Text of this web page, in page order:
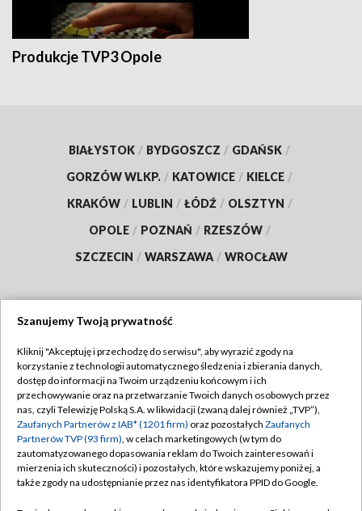
Produkcje TVP3 Opole
BIAŁYSTOK / BYDGOSZCZ / GDAŃSK /
GORZÓW WLKP. / KATOWICE / KIELCE /
KRAKÓW / LUBLIN / ŁÓDŹ / OLSZTYN /
OPOLE / POZNAŃ / RZESZÓW /
SZCZECIN / WARSZAWA / WROCŁAW
TVP
Abonament TVP
Emisja w TVP
Centrum informacji TVP
Naziemna Telewizja Cyfrowa
Regulamin TVP
Polityka prywatności
Moje zgody
Pomoc
Szanujemy Twoją prywatność
Kliknij "Akceptuję i przechodzę do serwisu", aby wyrazić zgody na
korzystanie z technologii automatycznego śledzenia i zbierania danych,
dostęp do informacji na Twoim urządzeniu końcowym i ich
przechowywanie oraz na przetwarzanie Twoich danych osobowych przez
nas, czyli Telewizję Polską S.A. w likwidacji (zwaną dalej również „TVP”),
Zaufanych Partnerów z IAB* (1201 firm) oraz pozostałych Zaufanych
Partnerów TVP (93 firm), w celach marketingowych (w tym do
zautomatyzowanego dopasowania reklam do Twoich zainteresowań i
mierzenia ich skuteczności) i pozostałych, które wskazujemy poniżej, a
także zgody na udostępnianie przez nas identyfikatora PPID do Google.